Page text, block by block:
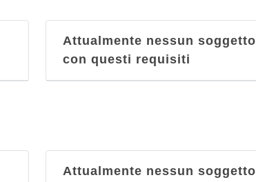
Attualmente nessun soggetto
con questi requisiti
Attualmente nessun soggetto